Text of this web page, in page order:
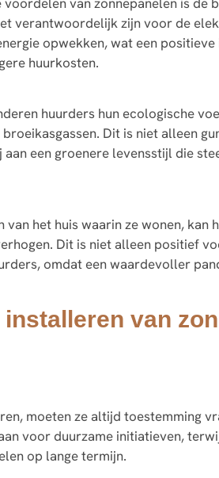
verantwoordelijk zijn voor de
opwekken, wat een
huurkosten.
huurders hun ecologische
Dit is niet alleen
een groenere levensstijl die
het huis waarin ze wonen, kan
Dit is niet alleen positief
omdat een waardevoller
van
moeten ze altijd toestemming
voor duurzame initiatieven,
op lange termijn.